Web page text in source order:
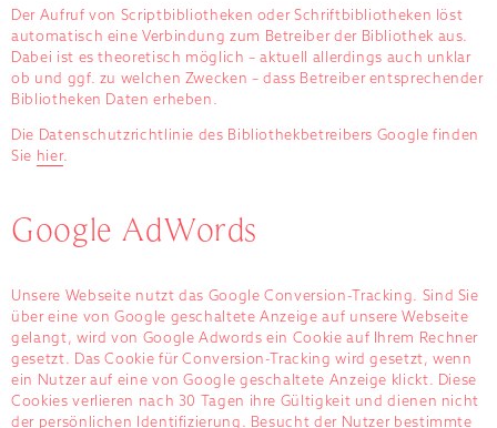
Der Aufruf von Scriptbibliotheken oder Schriftbibliotheken löst
automatisch eine Verbindung zum Betreiber der Bibliothek aus.
Dabei ist es theoretisch möglich – aktuell allerdings auch unklar
ob und ggf. zu welchen Zwecken – dass Betreiber entsprechender
Bibliotheken Daten erheben.
Die Datenschutzrichtlinie des Bibliothekbetreibers Google finden
Sie hier.
Google AdWords
Unsere Webseite nutzt das Google Conversion-Tracking. Sind Sie
über eine von Google geschaltete Anzeige auf unsere Webseite
gelangt, wird von Google Adwords ein Cookie auf Ihrem Rechner
gesetzt. Das Cookie für Conversion-Tracking wird gesetzt, wenn
ein Nutzer auf eine von Google geschaltete Anzeige klickt. Diese
Cookies verlieren nach 30 Tagen ihre Gültigkeit und dienen nicht
der persönlichen Identifizierung. Besucht der Nutzer bestimmte